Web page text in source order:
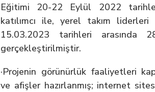
Eğitimi 20-22 Eylül 2022
katılımcı ile, yerel takım
15.03.2023 tarihleri arasında
gerçekleştirilmiştir.
·Projenin görünürlük faaliyetleri
ve afişler hazırlanmış; internet